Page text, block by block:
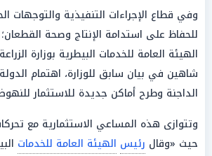
وفي قطاع الإجراءات التنفيذية والتوجهات
للحفاظ على استدامة الإنتاج وصحة
الهيئة العامة للخدمات البيطرية بوزارة
شاهين في بيان سابق للوزارة، اهتمام
الداجنة وطرح أماكن جديدة للاستثمار
وتتوازى هذه المساعي الاستثمارية مع
حيث «وقال رئيس الهيئة العامة للخدمات